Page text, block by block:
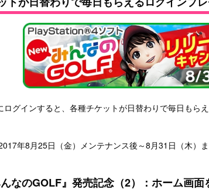
ログインすると、各種チケットが日替わりで毎日もら
年8月25日（金）メンテナンス後～8月31日（木）
んなのGOLF』発売記念（2）：ホーム画